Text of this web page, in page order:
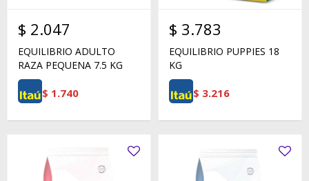
$ 2.047
EQUILIBRIO ADULTO
RAZA PEQUENA 7.5 KG
$ 1.740
$ 3.783
EQUILIBRIO PUPPIES 18
KG
$ 3.216